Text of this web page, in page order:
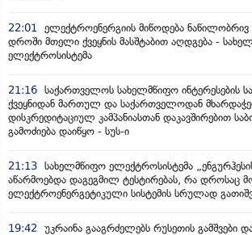
22:01
ელექტროენერგიის მიწოდება
დროში მთელი ქვეყნის მასშტაბით აღდგება -
ელექტროსისტემა
21:16 საქართველოს სახელმწიფო ინტერესების
ქვეყნიდან მართულ და საქართველოდან
დისკრედიტაციულ კამპანიასთან დაკავშირებით
გამოძიება დაიწყო - სუს-ი
21:13 სახელმწიფო ელექტროსისტემა
აწარმოებდა დაგეგმილ ტესტირებას, რა დროსაც
ელექტროენერგეტიკული სისტემის სრულად
19:42
უკრაინა გააგრძელებს რუსეთის გამშვები